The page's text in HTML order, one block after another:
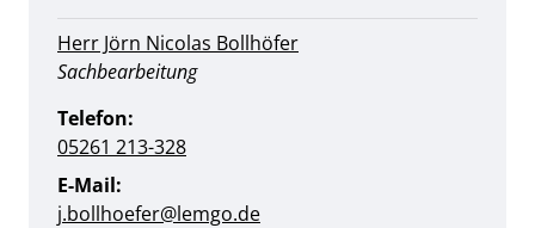
Herr Jörn Nicolas Bollhöfer
Position:
Sachbearbeitung
Telefon:
05261 213-328
E-Mail:
j.bollhoefer@lemgo.de